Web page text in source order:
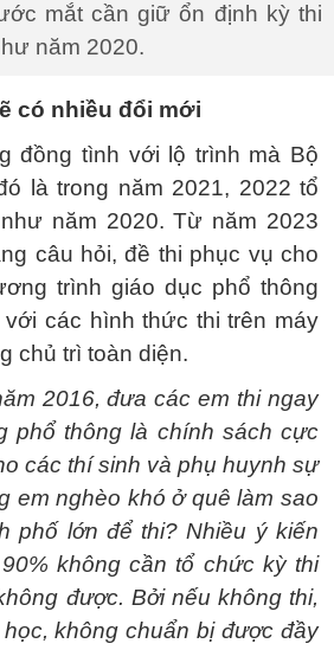
mắt cần giữ ổn định kỳ thi
năm 2020.
có nhiều đổi mới
đồng tình với lộ trình mà Bộ
là trong năm 2021, 2022 tổ
năm 2020. Từ năm 2023
câu hỏi, đề thi phục vụ cho
trình giáo dục phổ thông
các hình thức thi trên máy
chủ trì toàn diện.
2016, đưa các em thi ngay
phổ thông là chính sách cực
các thí sinh và phụ huynh sự
em nghèo khó ở quê làm sao
phố lớn để thi? Nhiều ý kiến
không cần tổ chức kỳ thi
được. Bởi nếu không thi,
không chuẩn bị được đầy